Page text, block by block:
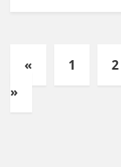
« 1 2
»